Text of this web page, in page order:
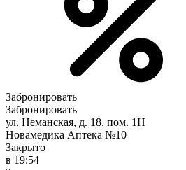
Забронировать
Забронировать
ул. Неманская, д. 18, пом. 1Н
Новамедика Аптека №10
Закрыто
в 19:54